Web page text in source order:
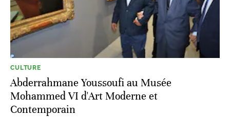
CULTURE
Abderrahmane Youssoufi au Musée
Mohammed VI d'Art Moderne et
Contemporain